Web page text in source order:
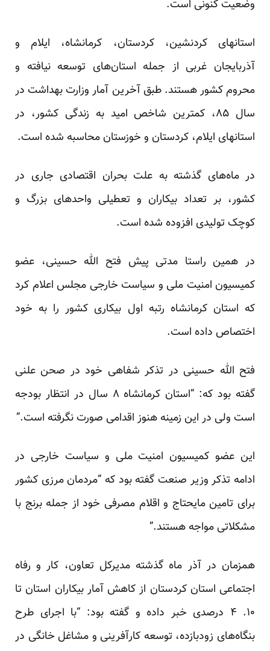
وضعیت کنونی است.
استانهای کردنشین، کردستان، کرمانشاه، ایلام و
آذربایجان غربی از جمله استان‌های توسعه نیافته و
محروم کشور هستند. طبق آخرین آمار وزارت بهداشت در
سال ۸۵، کمترین شاخص امید به زندگی کشور، در
استانهای ایلام، کردستان و خوزستان محاسبه شده ‌است.
در ماه‌های گذشته به علت بحران اقتصادی جاری در
کشور، بر تعداد بیکاران و تعطیلی واحدهای بزرگ و
کوچک تولیدی افزوده شده است.
در همین راستا مدتی پیش فتح الله حسینی، عضو
کمیسیون امنیت ملی و سیاست خارجی مجلس اعلام کرد
که استان کرمانشاه رتبه اول بیکاری کشور را به خود
اختصاص داده‌ است.
فتح الله حسینی در تذکر شفاهی خود در صحن علنی
گفته بود که: “استان کرمانشاه ۸ سال در انتظار بودجه
است ولی در این زمینه هنوز اقدامی صورت نگرفته است.”
این عضو کمیسیون امنیت ملی و سیاست خارجی در
ادامه تذکر وزیر صنعت گفته بود که “مردمان مرزی کشور
برای تامین مایحتاج و اقلام مصرفی خود از جمله برنج با
مشکلاتی مواجه هستند.”
همزمان در آذر ماه گذشته مدیرکل تعاون، کار و رفاه
اجتماعی استان کردستان از کاهش آمار بیکاران استان تا
۱۰. ۴ درصدی خبر داده و گفته بود: “با اجرای طرح
بنگاه‌های زودبازده، توسعه کارآفرینی و مشاغل خانگی در